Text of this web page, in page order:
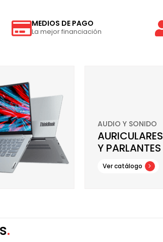
MEDIOS DE PAGO
La mejor financiación
AUDIO Y SONIDO
AURICULARES
Y PARLANTES
Ver catálogo